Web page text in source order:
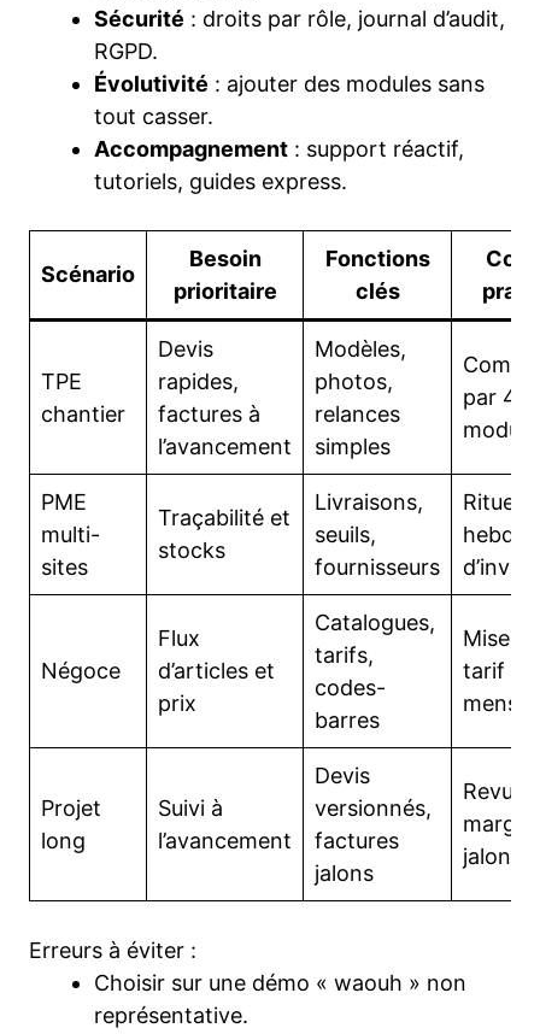
Sécurité : droits par rôle, journal d’audit,
RGPD.
Évolutivité : ajouter des modules sans
tout casser.
Accompagnement : support réactif,
tutoriels, guides express.
Scénario
Besoin
prioritaire
Fonctions
clés
TPE
chantier
Devis
rapides,
factures à
l’avancement
Modèles,
photos,
relances
simples
par 4
PME
multi-
sites
Traçabilité et
stocks
Livraisons,
seuils,
fournisseurs
Rituels
hebdo
Négoce
Flux
d’articles et
prix
Catalogues,
tarifs,
codes-
barres
Mise à
tarif
Projet
long
Suivi à
l’avancement
Devis
versionnés,
factures
jalons
Revue
marge
jalon
Erreurs à éviter :
Choisir sur une démo « waouh » non
représentative.